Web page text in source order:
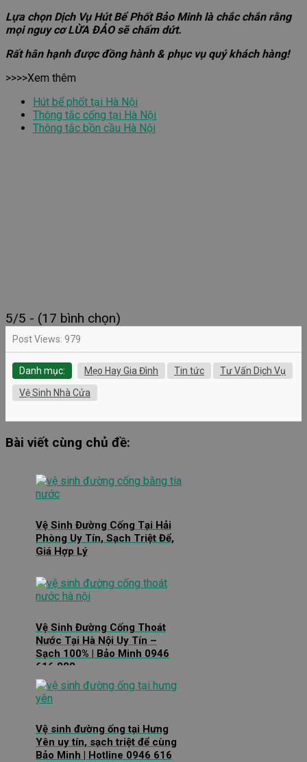
Lựa chọn Dịch Vụ Hút Bể Phốt Bảo Minh là chắc chắn rằng
mọi nguy cơ LỪA ĐẢO sẽ chấm dứt.
Rất hân hạnh được đồng hành & phục vụ quý khách hàng!
>>>>Xem thêm
Hút bể phốt tại Hà Nội
Thông tắc cống tại Hà Nội
Thông tắc bồn cầu Hà Nội
5/5 - (17 bình chọn)
Post Views: 979
Danh mục: Mẹo Hay Gia Đình Tin tức
Tư Vấn Dịch Vụ
Vệ Sinh Nhà Cửa
Bài viết cùng chủ đề:
Vệ Sinh Đường Cống Tại Hải
Phòng Uy Tín, Sạch Triệt Để,
Giá Hợp Lý
Vệ Sinh Đường Cống Thoát
Nước Tại Hà Nội Uy Tín –
Sạch 100% | Bảo Minh 0946
616 888
Vệ sinh đường ống tại Hưng
Yên uy tín, sạch triệt để cùng
Bảo Minh | Hotline 0946 616